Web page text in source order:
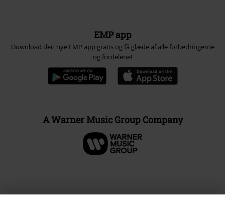
EMP app
Download den nye EMP app gratis og få glæde af alle forbedringerne
og fordelene!
A Warner Music Group Company